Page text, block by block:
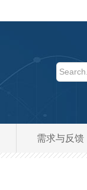
需求与反馈